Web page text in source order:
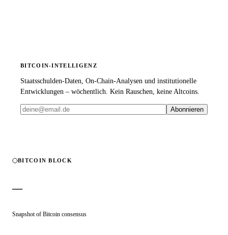
BITCOIN-INTELLIGENZ
Staatsschulden-Daten, On-Chain-Analysen und institutionelle
Entwicklungen – wöchentlich. Kein Rauschen, keine Altcoins.
Abonnieren
BITCOIN BLOCK
—
Snapshot of Bitcoin consensus